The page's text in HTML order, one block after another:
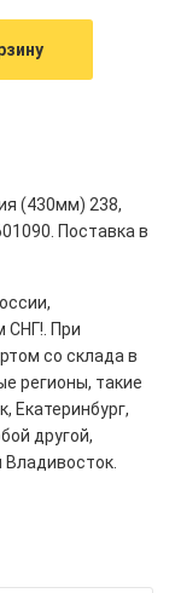
(430мм) 238,
Поставка в
СНГ!. При
со склада в
регионы, такие
Екатеринбург,
другой,